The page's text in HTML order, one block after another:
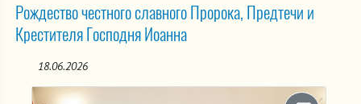
Рождество честного славного Пророка, Предтечи и
Крестителя Господня Иоанна
18.06.2026